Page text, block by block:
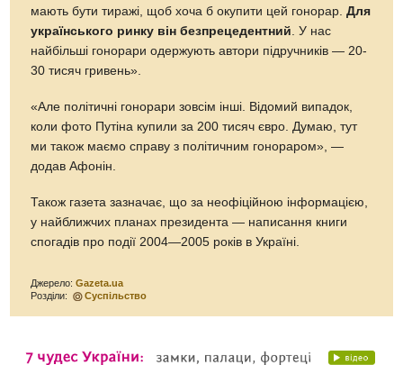
мають бути тиражі, щоб хоча б окупити цей гонорар.Для
українського ринку він безпрецедентний. У нас
найбільші гонорари одержують автори підручників — 20-
30 тисяч гривень».
«Але політичні гонорари зовсім інші. Відомий випадок,
коли фото Путіна купили за 200 тисяч євро. Думаю, тут
ми також маємо справу з політичним гонораром», —
додав Афонін.
Також газета зазначає, що за неофіційною інформацією,
у найближчих планах президента — написання книги
спогадів про події 2004—2005 років в Україні.
Джерело:Gazeta.ua
Розділи:
Суспільство